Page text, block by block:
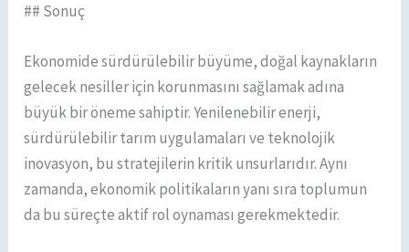
## Sonuç
Ekonomide sürdürülebilir büyüme, doğal kaynakların
gelecek nesiller için korunmasını sağlamak adına
büyük bir öneme sahiptir. Yenilenebilir enerji,
sürdürülebilir tarım uygulamaları ve teknolojik
inovasyon, bu stratejilerin kritik unsurlarıdır. Aynı
zamanda, ekonomik politikaların yanı sıra toplumun
da bu süreçte aktif rol oynaması gerekmektedir.